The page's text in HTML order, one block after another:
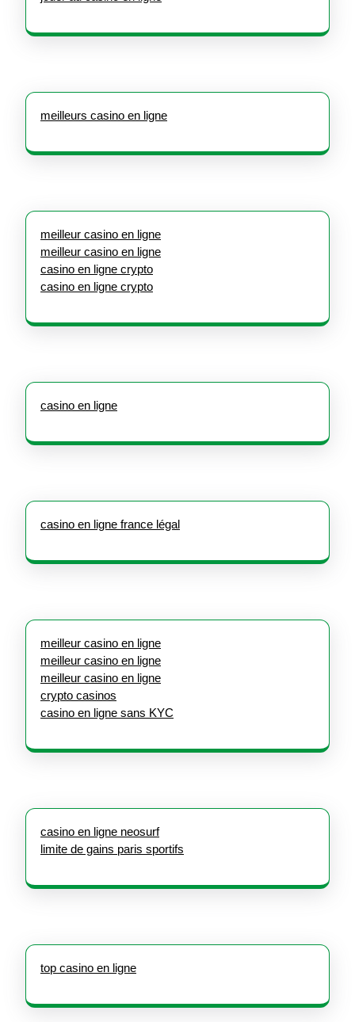
meilleurs casino en ligne
meilleur casino en ligne
meilleur casino en ligne
casino en ligne crypto
casino en ligne crypto
casino en ligne
casino en ligne france légal
meilleur casino en ligne
meilleur casino en ligne
meilleur casino en ligne
crypto casinos
casino en ligne sans KYC
casino en ligne neosurf
limite de gains paris sportifs
top casino en ligne